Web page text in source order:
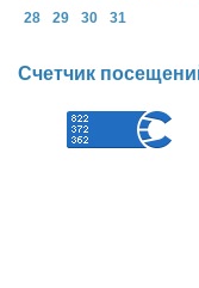
28
29 30 31
Счетчик